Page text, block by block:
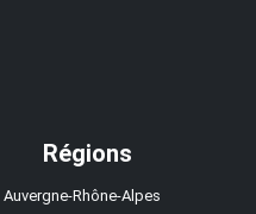
Régions
Auvergne-Rhône-Alpes